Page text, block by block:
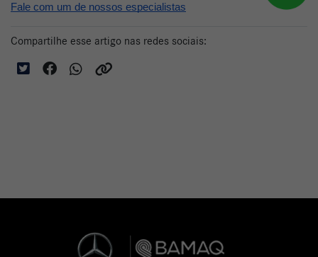
Fale com um de nossos especialistas
Compartilhe esse artigo nas redes sociais: